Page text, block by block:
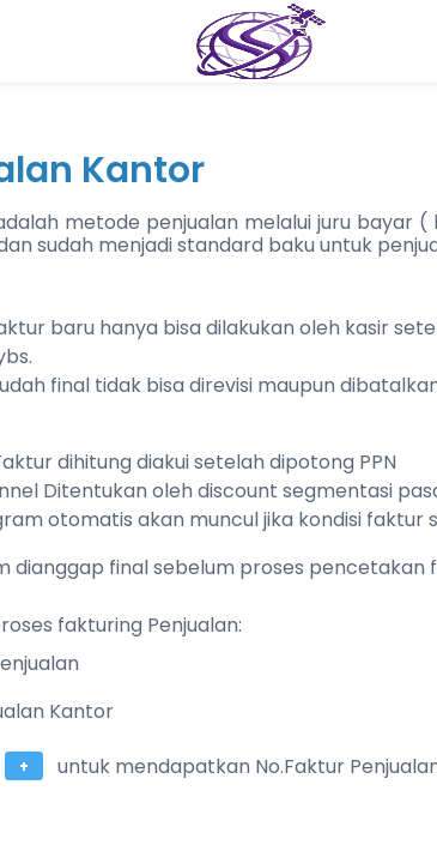
Kantor
metode penjualan melalui juru bayar
sudah menjadi standard baku untuk
baru hanya bisa dilakukan oleh kasir
final tidak bisa direvisi maupun
dihitung diakui setelah dipotong PPN
Ditentukan oleh discount segmentasi
otomatis akan muncul jika kondisi faktur
dianggap final sebelum proses pencetakan
fakturing Penjualan:
Kantor
untuk mendapatkan No.Faktur